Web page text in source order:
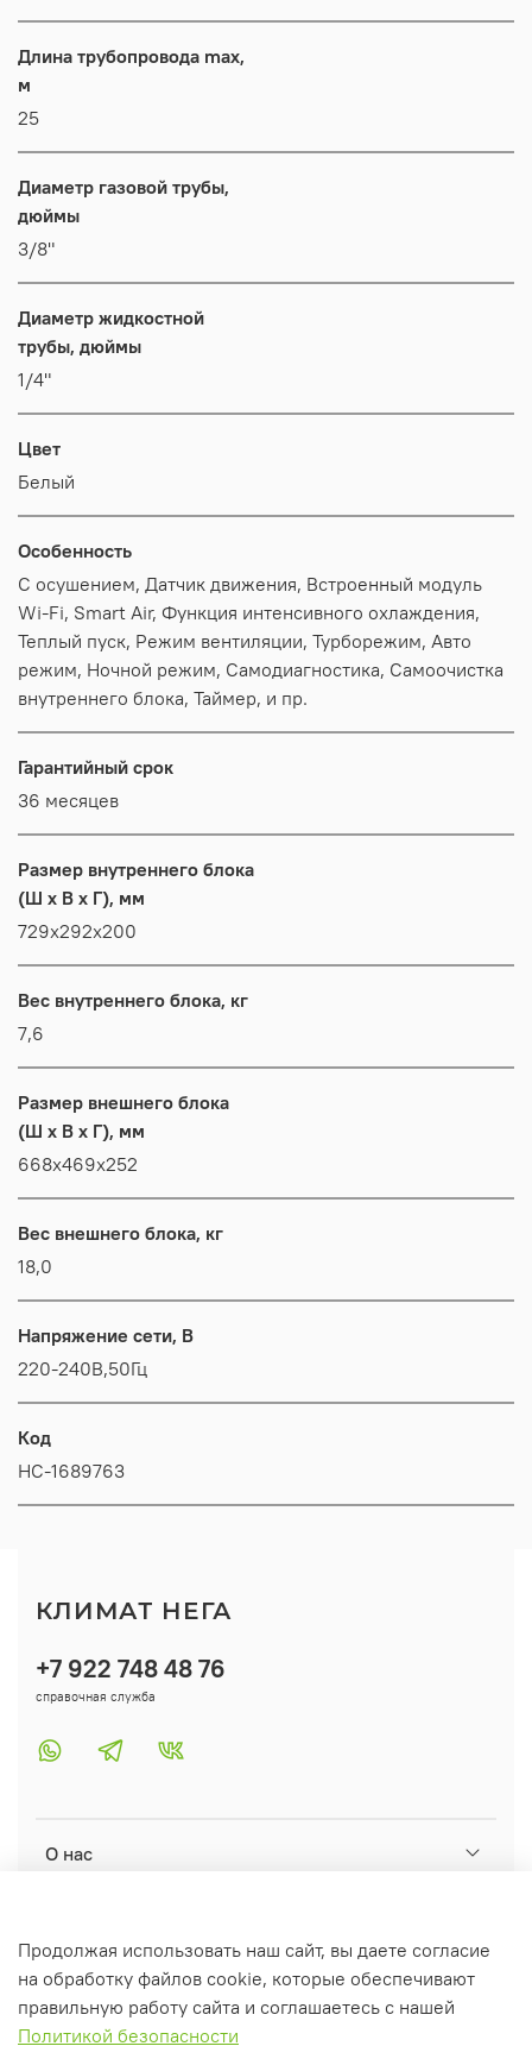
Длина трубопровода max,
м
25
Диаметр газовой трубы,
дюймы
3/8"
Диаметр жидкостной
трубы, дюймы
1/4"
Цвет
Белый
Особенность
С осушением, Датчик движения, Встроенный модуль
Wi-Fi, Smart Air, Функция интенсивного охлаждения,
Теплый пуск, Режим вентиляции, Турборежим, Авто
режим, Ночной режим, Самодиагностика, Самоочистка
внутреннего блока, Таймер, и пр.
Гарантийный срок
36 месяцев
Размер внутреннего блока
(Ш x В x Г), мм
729x292x200
Вес внутреннего блока, кг
7,6
Размер внешнего блока
(Ш x В x Г), мм
668x469x252
Вес внешнего блока, кг
18,0
Напряжение сети, В
220-240В,50Гц
Код
НС-1689763
О нас
Информация
+7 922 748 48 76
справочная служба
КЛИМАТ НЕГА
Продолжая использовать наш сайт, вы даете согласие
на обработку файлов cookie, которые обеспечивают
правильную работу сайта и соглашаетесь с нашей
Политикой безопасности